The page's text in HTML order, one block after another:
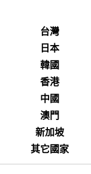
台灣
日本
韓國
香港
中國
澳門
新加坡
其它國家